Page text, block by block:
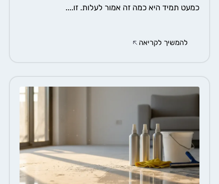
כמעט תמיד היא כמה זה אמור לעלות. זו....
להמשיך לקריאה